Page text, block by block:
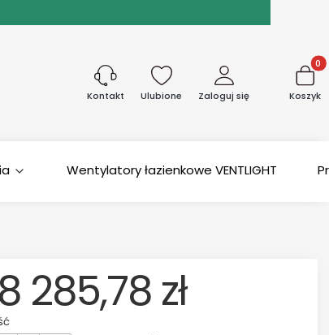
Kontakt Ulubione Zaloguj się Koszyk
Wentylatory łazienkowe VENTLIGHT
285,78 zł